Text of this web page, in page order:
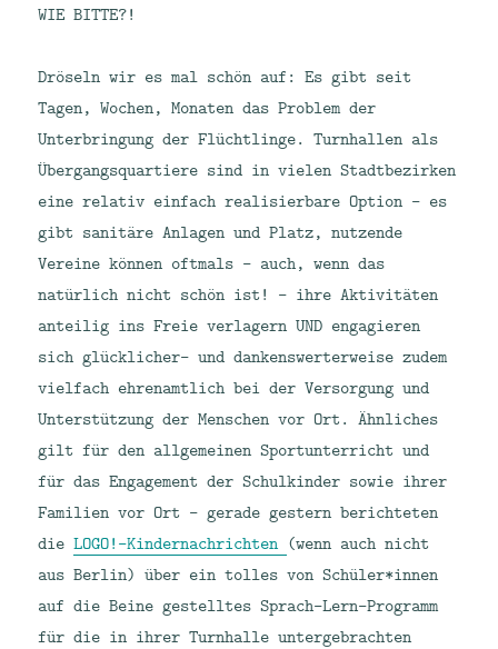
WIE BITTE?!
Dröseln wir es mal schön auf: Es gibt seit
Tagen, Wochen, Monaten das Problem der
Unterbringung der Flüchtlinge. Turnhallen als
Übergangsquartiere sind in vielen Stadtbezirken
eine relativ einfach realisierbare Option – es
gibt sanitäre Anlagen und Platz, nutzende
Vereine können oftmals – auch, wenn das
natürlich nicht schön ist! – ihre Aktivitäten
anteilig ins Freie verlagern UND engagieren
sich glücklicher- und dankenswerterweise zudem
vielfach ehrenamtlich bei der Versorgung und
Unterstützung der Menschen vor Ort. Ähnliches
gilt für den allgemeinen Sportunterricht und
für das Engagement der Schulkinder sowie ihrer
Familien vor Ort – gerade gestern berichteten
dieLOGO!-Kindernachrichten (wenn auch nicht
aus Berlin) über ein tolles von Schüler*innen
auf die Beine gestelltes Sprach-Lern-Programm
für die in ihrer Turnhalle untergebrachten